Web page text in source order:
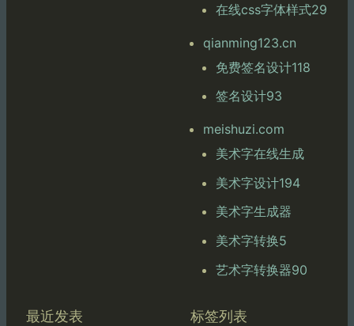
在线css字体样式29
qianming123.cn
免费签名设计118
签名设计93
meishuzi.com
美术字在线生成
美术字设计194
美术字生成器
美术字转换5
艺术字转换器90
最近发表 标签列表